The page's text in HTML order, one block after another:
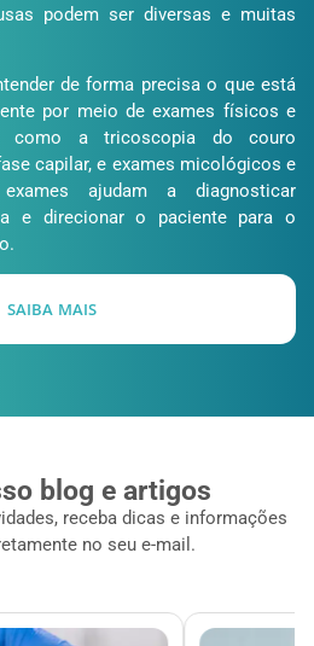
podem ser diversas e muitas
de forma precisa o que está
por meio de exames físicos e
como a tricoscopia do couro
capilar, e exames micológicos e
ajudam a diagnosticar
e direcionar o paciente para o
SAIBA MAIS
blog e artigos
receba dicas e informações
no seu e-mail.